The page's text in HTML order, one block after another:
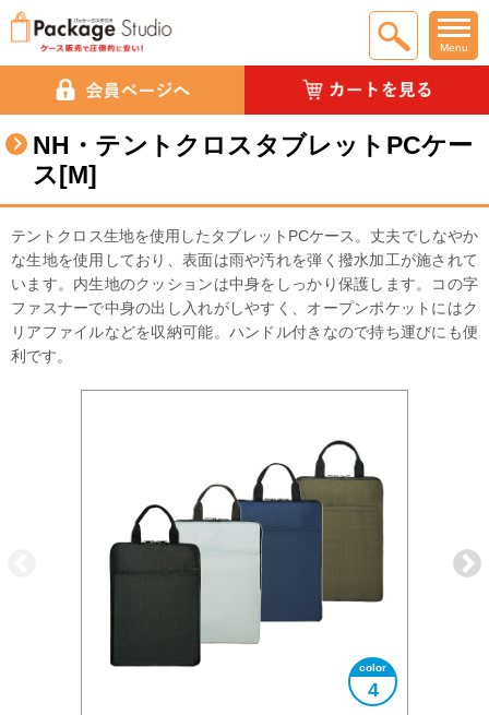
Menu
NH・テントクロスタブレットPCケー
ス[M]
テントクロス生地を使用したタブレットPCケース。丈夫でしなやか
な生地を使用しており、表面は雨や汚れを弾く撥水加工が施されて
います。内生地のクッションは中身をしっかり保護します。コの字
ファスナーで中身の出し入れがしやすく、オープンポケットにはク
リアファイルなどを収納可能。ハンドル付きなので持ち運びにも便
利です。
4